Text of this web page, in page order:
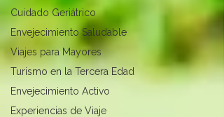
Cuidado Geriátrico
Envejecimiento Saludable
Viajes para Mayores
Turismo en la Tercera Edad
Envejecimiento Activo
Experiencias de Viaje